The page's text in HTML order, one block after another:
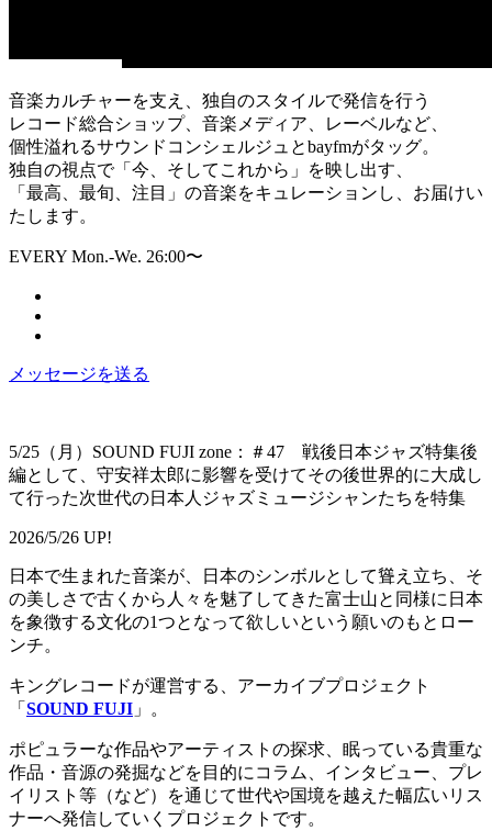
音楽カルチャーを支え、独自のスタイルで発信を行う
レコード総合ショップ、音楽メディア、レーベルなど、
個性溢れるサウンドコンシェルジュとbayfmがタッグ。
独自の視点で「今、そしてこれから」を映し出す、
「最高、最旬、注目」の音楽をキュレーションし、お届けい
たします。
EVERY Mon.-We. 26:00〜
メッセージを送る
5/25（月）SOUND FUJI zone：＃47 戦後日本ジャズ特集後
編として、守安祥太郎に影響を受けてその後世界的に大成し
て行った次世代の日本人ジャズミュージシャンたちを特集
2026/5/26 UP!
日本で生まれた音楽が、日本のシンボルとして聳え立ち、そ
の美しさで古くから人々を魅了してきた富士山と同様に日本
を象徴する文化の1つとなって欲しいという願いのもとロー
ンチ。
キングレコードが運営する、アーカイブプロジェクト
「 SOUND FUJI 」。
ポピュラーな作品やアーティストの探求、眠っている貴重な
作品・音源の発掘などを目的にコラム、インタビュー、プレ
イリスト等（など）を通じて世代や国境を越えた幅広いリス
ナーへ発信していくプロジェクトです。